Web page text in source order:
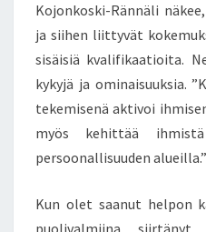
S
L
Kojonkoski-Rännäli
ja siihen liittyvät
sisäisiä kvalifikaatioita.
kykyjä ja ominaisuuksia.
tekemisenä aktivoi
myös kehittää
persoonallisuuden alueilla.”
Kun olet saanut helpon
puolivalmiina